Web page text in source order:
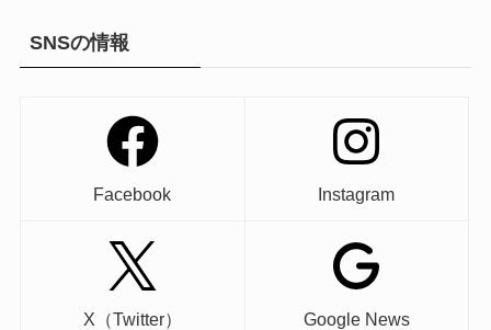
SNSの情報
Facebook Instagram
X（Twitter） Google News